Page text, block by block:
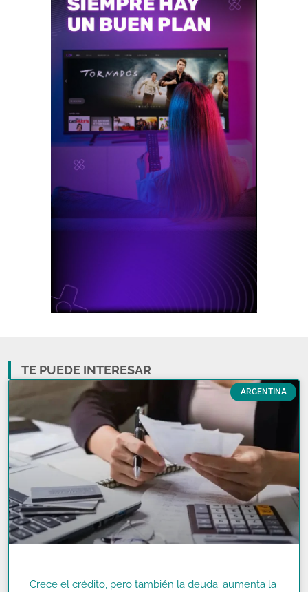
TE PUEDE INTERESAR
ARGENTINA
Crece el crédito, pero también la deuda: aumenta la